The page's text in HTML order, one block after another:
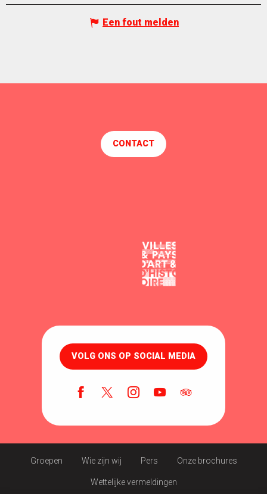
Een fout melden
CONTACT
VOLG ONS OP SOCIAL MEDIA
Groepen Wie zijn wij Pers Onze brochures
Wettelijke vermeldingen